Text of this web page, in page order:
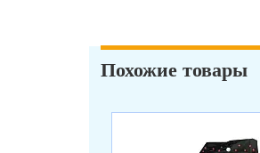
Похожие товары